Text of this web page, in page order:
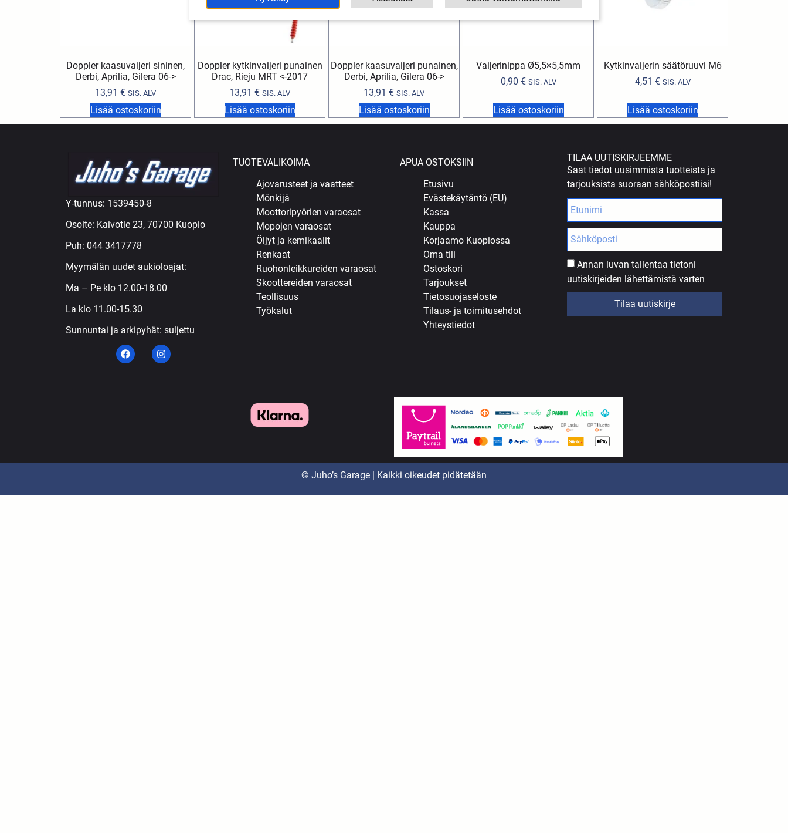
Doppler kaasuvaijeri sininen,
Derbi, Aprilia, Gilera 06->
13,91 € SIS. ALV
Lisää ostoskoriin
Doppler kytkinvaijeri punainen
Drac, Rieju MRT <-2017
13,91 € SIS. ALV
Lisää ostoskoriin
Doppler kaasuvaijeri punainen,
Derbi, Aprilia, Gilera 06->
13,91 € SIS. ALV
Lisää ostoskoriin
Vaijerinippa Ø5,5×5,5mm
0,90 € SIS. ALV
Lisää ostoskoriin
Kytkinvaijerin säätöruuvi M6
4,51 € SIS. ALV
Lisää ostoskoriin
Y-tunnus: 1539450-8
Osoite: Kaivotie 23, 70700 Kuopio
Puh: 044 3417778
Myymälän uudet aukioloajat:
Ma – Pe klo 12.00-18.00
La klo 11.00-15.30
Sunnuntai ja arkipyhät: suljettu
TUOTEVALIKOIMA
Ajovarusteet ja vaatteet
Mönkijä
Moottoripyörien varaosat
Mopojen varaosat
Öljyt ja kemikaalit
Renkaat
Ruohonleikkureiden varaosat
Skoottereiden varaosat
Teollisuus
Työkalut
APUA OSTOKSIIN
Etusivu
Evästekäytäntö (EU)
Kassa
Kauppa
Korjaamo Kuopiossa
Oma tili
Ostoskori
Tarjoukset
Tietosuojaseloste
Tilaus- ja toimitusehdot
Yhteystiedot
TILAA UUTISKIRJEEMME
Saat tiedot uusimmista tuotteista ja
tarjouksista suoraan sähköpostiisi!
Annan luvan tallentaa tietoni
uutiskirjeiden lähettämistä varten
Tilaa uutiskirje
© Juho’s Garage | Kaikki oikeudet pidätetään